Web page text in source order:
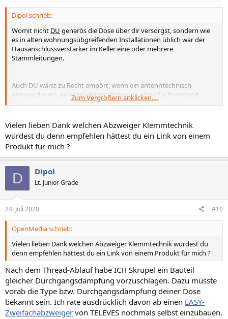
Dipol schrieb:
Womit nicht DU generös die Dose über dir versorgst, sondern wie
es in alten wohnungsübgreifenden Installationen üblich war der
Hausanschlussverstärker im Keller eine oder mehrere
Stammleitungen.
Auch DU wärst zu Recht empört, wenn ein antenntechnisch
ahnungsloser Laie unter deiner Wohnung ohne Fachverstand,
Messgerät und Praxis an der Stammleitung manipuliert, dir DEINEN
oder Massunterbrechnung die Internetverbindung oder auch den
TV-Empfang killt.
Es ist in wohnungsübergreifenden Stammleitungen meistens nur
eine Zeitfrage bis ein Bewohner, dem Fachkunde und Skrupel
gleichermaßen fehlen, trotzdem an fremden Eigentum namens
Gemeinschaftsantenne pfuscht. MERKE: Hf-technisches Unwissen
ist durch klangvollen Nickname nicht zu kompensieren.
Damit das Internet ausfällt muß noch nicht einmal ein Kurzschluss
fabriziert worden sein, es reicht schon wenn der Massekontakt
zwischen Kabelschirm und F-(Aufdreh-?)Stecker nicht vollflächig ist
oder die F-Stecker nicht kraftschlüssig angezogen wurden.
Indem er das so gemacht hat, wurde pegeltechnisch der alte
Zustand wiederhergestellt, womit der obere Anschluss wieder mehr
Pegel hat.
dB sind dimensionslos, gemeint waren Pegel mit 60 dBµV, korrekte
Schreibweise dB(µV). Es ist sehr wohl möglich anstelle einer
Zum Vergrößern anklicken....
Vielen lieben Dank welchen Abzweiger Klemmtechnik
würdest du denn empfehlen hättest du ein Link von einem
Produkt für mich ?
D Dipol
Lt. Junior Grade
24. Juli 2020 #10
OpenMedia schrieb:
Vielen lieben Dank welchen Abzweiger Klemmtechnik würdest du
denn empfehlen hättest du ein Link von einem Produkt für mich ?
Nach dem Thread-Ablauf habe ICH Skrupel ein Bauteil
gleicher Durchgangsdämpfung vorzuschlagen. Dazu müsste
vorab die Type bzw. Durchgangsdämpfung deiner Dose
bekannt sein. Ich rate ausdrücklich davon ab einen EASY-
Zweifachabzweiger von TELEVES nochmals selbst einzubauen.